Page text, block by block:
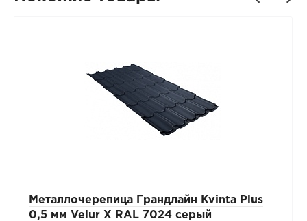
Металлочерепица Грандлайн Kvinta Plus
0,5 мм Velur X RAL 7024 серый